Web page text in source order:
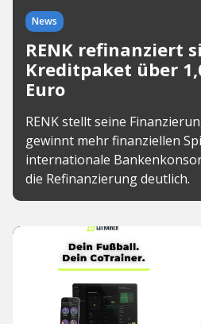
News
RENK refinanziert
Kreditpaket über
Euro
RENK stellt seine
gewinnt mehr finanziellen
internationale
die Refinanzierung deutlich.